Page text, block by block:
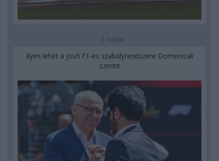
3 napja
Ilyen lehet a jövő F1-es szabályrendszere Domenicali
szerint